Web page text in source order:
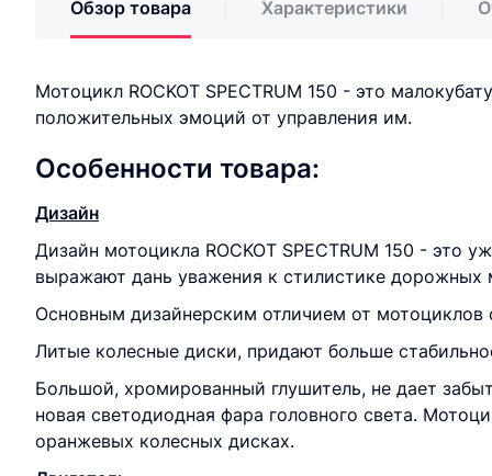
Обзор товара Характеристики
Мотоцикл ROCKOT SPECTRUM 150 - это
положительных эмоций от управления им.
Особенности товара:
Дизайн
Дизайн мотоцикла ROCKOT SPECTRUM 150 - это
выражают дань уважения к стилистике дорожных
Основным дизайнерским отличием от
Литые колесные диски, придают больше
Большой, хромированный глушитель, не дает
новая светодиодная фара головного света.
оранжевых колесных дисках.